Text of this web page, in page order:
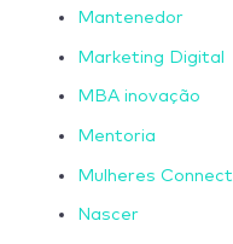
Mantenedor
Marketing Digital
MBA inovação
Mentoria
Mulheres Connect
Nascer